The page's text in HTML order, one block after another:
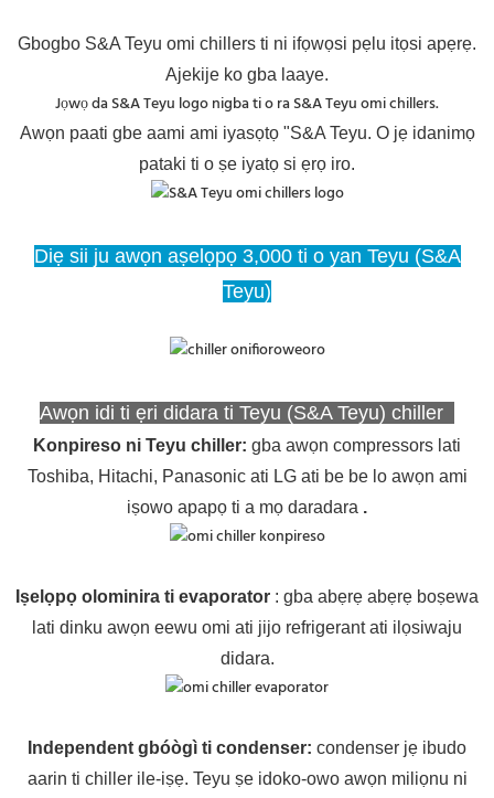
Gbogbo S&A Teyu omi chillers ti ni ifọwọsi pẹlu itọsi apẹrẹ.
Ajekije ko gba laaye.
Jọwọ da S&A Teyu logo nigba ti o ra S&A Teyu omi chillers.
Awọn paati gbe aami ami iyasọtọ "S&A Teyu. O jẹ idanimọ
pataki ti o ṣe iyatọ si ẹrọ iro.
Diẹ sii ju awọn aṣelọpọ 3,000 ti o yan Teyu (S&A
Teyu)
Awọn idi ti ẹri didara ti Teyu (S&A Teyu) chiller
Konpireso ni Teyu chiller: gba awọn compressors lati
Toshiba, Hitachi, Panasonic ati LG ati be be lo awọn ami
iṣowo apapọ ti a mọ daradara .
Iṣelọpọ olominira ti evaporator : gba abẹrẹ abẹrẹ boṣewa
lati dinku awọn eewu omi ati jijo refrigerant ati ilọsiwaju
didara.
Independent gbóògì ti condenser: condenser jẹ ibudo
aarin ti chiller ile-iṣẹ. Teyu ṣe idoko-owo awọn miliọnu ni